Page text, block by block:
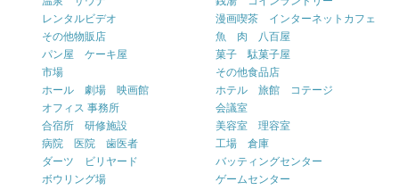
レンタルビデオ
漫画喫茶 インターネットカフェ
その他物販店
魚 肉 八百屋
パン屋 ケーキ屋
菓子 駄菓子屋
市場
その他食品店
ホール 劇場 映画館
ホテル 旅館 コテージ
オフィス 事務所
会議室
合宿所 研修施設
美容室 理容室
病院 医院 歯医者
工場 倉庫
ダーツ ビリヤード
バッティングセンター
ボウリング場
ゲームセンター